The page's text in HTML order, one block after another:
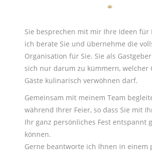
Sie besprechen mit mir Ihre Ideen für
ich berate Sie und übernehme die
Organisation für Sie. Sie als
sich nur darum zu kümmern, welcher
Gäste kulinarisch verwöhnen darf.
Gemeinsam mit meinem Team
während Ihrer Feier, so dass Sie mit
Ihr ganz persönliches Fest entspannt
können.
Gerne beantworte ich Ihnen in einem